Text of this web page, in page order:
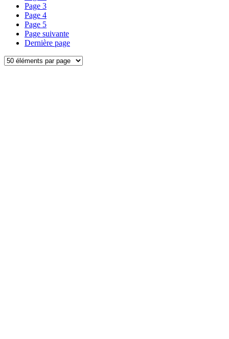
Page 3
Page 4
Page 5
Page suivante
Dernière page